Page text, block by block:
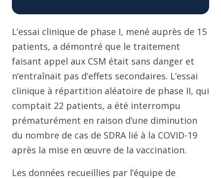
L’essai clinique de phase I, mené auprès de 15
patients, a démontré que le traitement
faisant appel aux CSM était sans danger et
n’entraînait pas d’effets secondaires. L’essai
clinique à répartition aléatoire de phase II, qui
comptait 22 patients, a été interrompu
prématurément en raison d’une diminution
du nombre de cas de SDRA lié à la COVID-19
après la mise en œuvre de la vaccination.
Les données recueillies par l’équipe de